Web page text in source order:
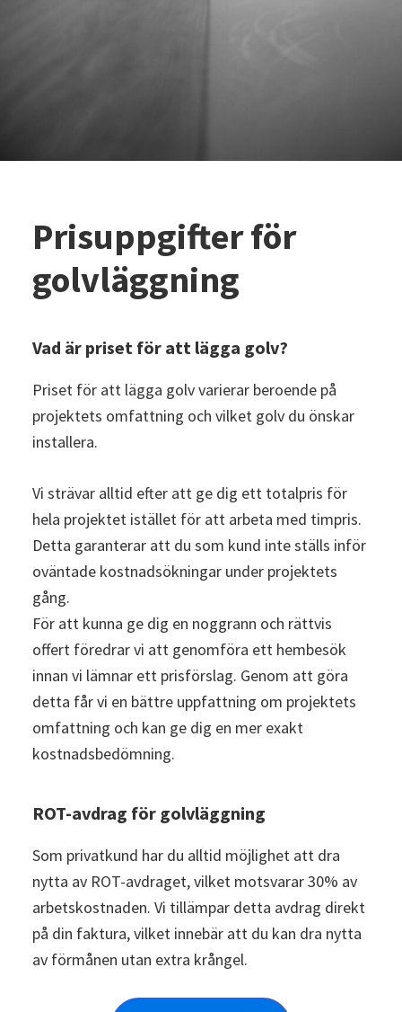
Prisuppgifter för
golvläggning
Vad är priset för att lägga golv?
Priset för att lägga golv varierar beroende på
projektets omfattning och vilket golv du önskar
installera.
Vi strävar alltid efter att ge dig ett totalpris för
hela projektet istället för att arbeta med timpris.
Detta garanterar att du som kund inte ställs inför
oväntade kostnadsökningar under projektets
gång.
För att kunna ge dig en noggrann och rättvis
offert föredrar vi att genomföra ett hembesök
innan vi lämnar ett prisförslag. Genom att göra
detta får vi en bättre uppfattning om projektets
omfattning och kan ge dig en mer exakt
kostnadsbedömning.
ROT-avdrag för golvläggning
Som privatkund har du alltid möjlighet att dra
nytta av ROT-avdraget, vilket motsvarar 30% av
arbetskostnaden. Vi tillämpar detta avdrag direkt
på din faktura, vilket innebär att du kan dra nytta
av förmånen utan extra krångel.